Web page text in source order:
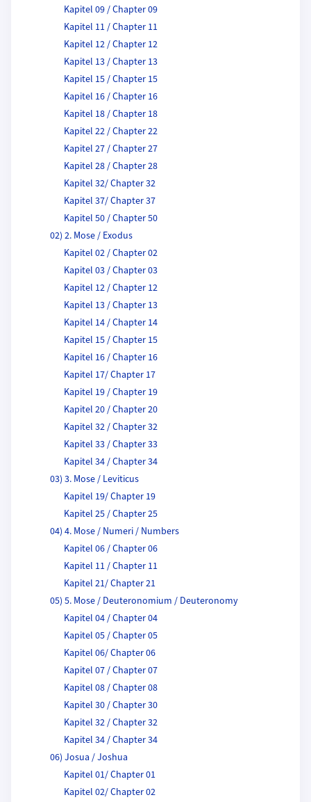
Kapitel 09 / Chapter 09
Kapitel 11 / Chapter 11
Kapitel 12 / Chapter 12
Kapitel 13 / Chapter 13
Kapitel 15 / Chapter 15
Kapitel 16 / Chapter 16
Kapitel 18 / Chapter 18
Kapitel 22 / Chapter 22
Kapitel 27 / Chapter 27
Kapitel 28 / Chapter 28
Kapitel 32/ Chapter 32
Kapitel 37/ Chapter 37
Kapitel 50 / Chapter 50
02) 2. Mose / Exodus
Kapitel 02 / Chapter 02
Kapitel 03 / Chapter 03
Kapitel 12 / Chapter 12
Kapitel 13 / Chapter 13
Kapitel 14 / Chapter 14
Kapitel 15 / Chapter 15
Kapitel 16 / Chapter 16
Kapitel 17/ Chapter 17
Kapitel 19 / Chapter 19
Kapitel 20 / Chapter 20
Kapitel 32 / Chapter 32
Kapitel 33 / Chapter 33
Kapitel 34 / Chapter 34
03) 3. Mose / Leviticus
Kapitel 19/ Chapter 19
Kapitel 25 / Chapter 25
04) 4. Mose / Numeri / Numbers
Kapitel 06 / Chapter 06
Kapitel 11 / Chapter 11
Kapitel 21/ Chapter 21
05) 5. Mose / Deuteronomium / Deuteronomy
Kapitel 04 / Chapter 04
Kapitel 05 / Chapter 05
Kapitel 06/ Chapter 06
Kapitel 07 / Chapter 07
Kapitel 08 / Chapter 08
Kapitel 30 / Chapter 30
Kapitel 32 / Chapter 32
Kapitel 34 / Chapter 34
06) Josua / Joshua
Kapitel 01/ Chapter 01
Kapitel 02/ Chapter 02